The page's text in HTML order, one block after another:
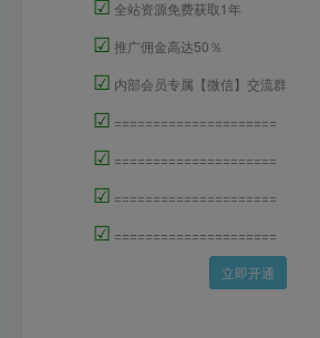
全站资源免费获取1年
☑ 推广佣金高达50％
☑ 内部会员专属【微信】交流群
☑ =====================
☑ =====================
☑ =====================
☑ =====================
立即开通